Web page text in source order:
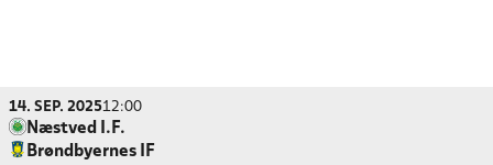
14. SEP. 202512:00
Næstved I.F.
Brøndbyernes IF